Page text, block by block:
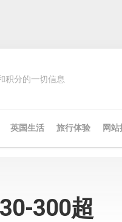
积分的一切信息
英国生活 旅行体验 网
300超